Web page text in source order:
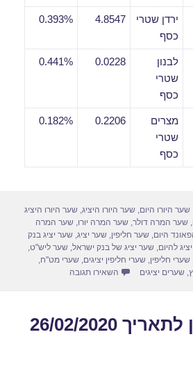
ירדן שטרי
כסף
4.8547
0.393%
לבנון
שטרי
כסף
0.0228
0.441%
מצרים
שטרי
כסף
0.2206
0.182%
תגיות
שער היורו היום ,שער היורו היציג ,שער היורו היציג
,שער המרה דולר ,שער המרה יורו ,שער המרה
היום ,שער חליפין ,שער יציג ,שער יציג בנק
להיום ,שער יציג של בנק ישראל ,שער ליש"ט
,שערי חליפין ,שערי חליפין יציגים ,שערי מט"ח
,שערים יציגים השאירו תגובה
26/02/2020
לתאריך 26/02/2020